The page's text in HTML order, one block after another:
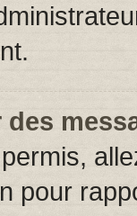
permis,
pour